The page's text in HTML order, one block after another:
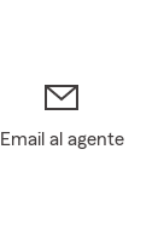
Email al agente